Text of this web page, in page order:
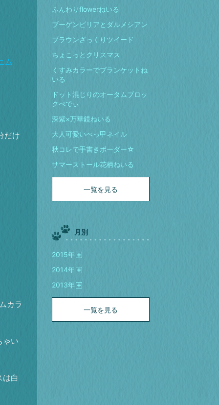
ム
だけ
カラ
ゃい
は白
ふんわりflowerねいる
ブーゲンビリアとダルメシアン
ブラウンざっくりツイード
ちょこっとクリスマス
くすみカラーでブランケットね
いる
ドット混じりのオータムブロッ
クぺでぃ
深紫×万華鏡ねいる
大人可愛いべっ甲ネイル
秋コレで手書きボーダー☆
サマーストール花柄ねいる
一覧を見る
月別
2015年
2014年
2013年
一覧を見る